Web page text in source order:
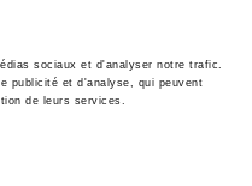
sociaux et d'analyser notre trafic.
publicité et d'analyse, qui peuvent
de leurs services.Politics